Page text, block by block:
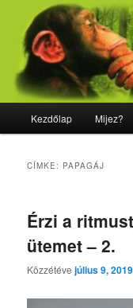
elsődleges
tartalomra
másodlagos
tartalomra
Majdnem minden, ami
Kezdőlap Mijez?
CÍMKE: PAPAGÁJ
Érzi a
ütemet – 2.
Közzétévejúlius 9, 2019